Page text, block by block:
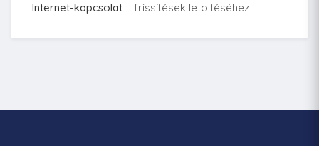
Internet-kapcsolat
frissítések letöltéséhez